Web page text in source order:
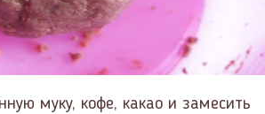
муку, кофе, какао и замесить